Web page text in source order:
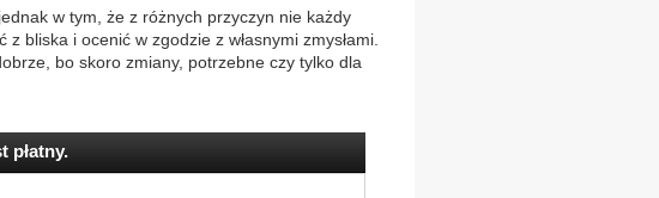
w tym, że z różnych przyczyn nie każdy
bliska i ocenić w zgodzie z własnymi zmysłami.
bo skoro zmiany, potrzebne czy tylko dla
płatny.